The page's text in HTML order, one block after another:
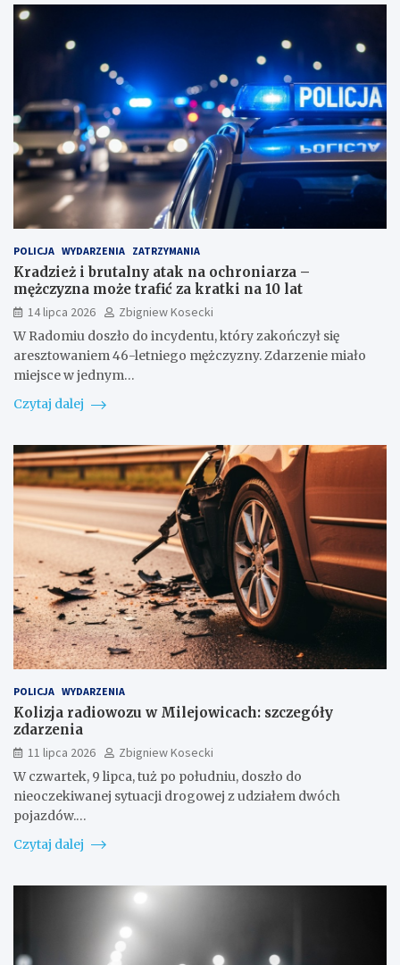
POLICJA WYDARZENIA ZATRZYMANIA
Kradzież i brutalny atak na ochroniarza –
mężczyzna może trafić za kratki na 10 lat
14 lipca 2026
Zbigniew Kosecki
W Radomiu doszło do incydentu, który zakończył się
aresztowaniem 46-letniego mężczyzny. Zdarzenie miało
miejsce w jednym…
Czytaj dalej
POLICJA WYDARZENIA
Kolizja radiowozu w Milejowicach: szczegóły
zdarzenia
11 lipca 2026
Zbigniew Kosecki
W czwartek, 9 lipca, tuż po południu, doszło do
nieoczekiwanej sytuacji drogowej z udziałem dwóch
pojazdów.…
Czytaj dalej